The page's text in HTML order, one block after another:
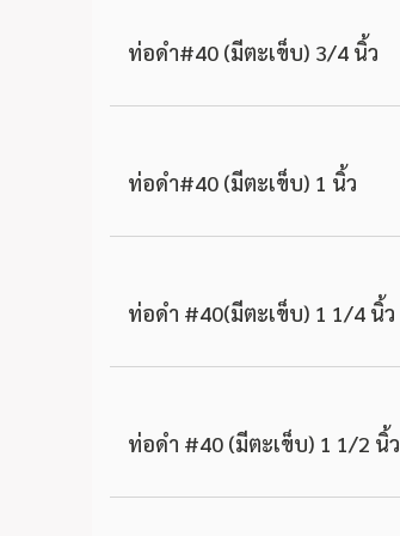
ท่อดำ#40 (มีตะเข็บ) 3/4 นิ้ว
ท่อดำ#40 (มีตะเข็บ) 1 นิ้ว
ท่อดำ #40(มีตะเข็บ) 1 1/4 นิ้ว
ท่อดำ #40 (มีตะเข็บ) 1 1/2 นิ้ว